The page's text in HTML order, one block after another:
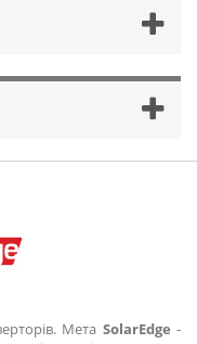
Мета SolarEdge -